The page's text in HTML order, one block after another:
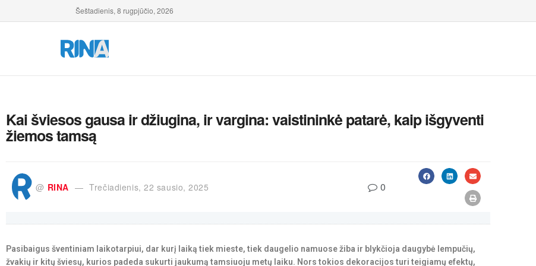
Šeštadienis, 8 rugpjūčio, 2026
Kai šviesos gausa ir džiugina, ir vargina: vaistininkė patarė, kaip išgyventi
žiemos tamsą
@ RINA Trečiadienis, 22 sausio, 2025 0
Pasibaigus šventiniam laikotarpiui, dar kurį laiką tiek mieste, tiek daugelio namuose žiba ir blykčioja daugybė lempučių,
žvakių ir kitų šviesų, kurios padeda sukurti jaukumą tamsiuoju metų laiku. Nors tokios dekoracijos turi teigiamų efektų,